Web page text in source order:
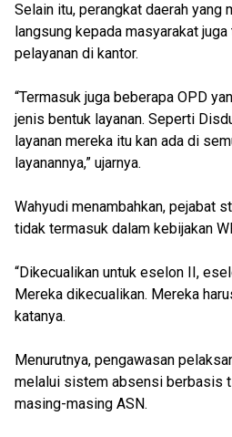
Selain itu, perangkat daerah yang
langsung kepada masyarakat
pelayanan di kantor.
“Termasuk juga beberapa OPD
jenis bentuk layanan. Seperti
layanan mereka itu kan ada di
layanannya,” ujarnya.
Wahyudi menambahkan, pejabat
tidak termasuk dalam kebijakan
“Dikecualikan untuk eselon II,
Mereka dikecualikan. Mereka
katanya.
Menurutnya, pengawasan
melalui sistem absensi berbasis
masing-masing ASN.